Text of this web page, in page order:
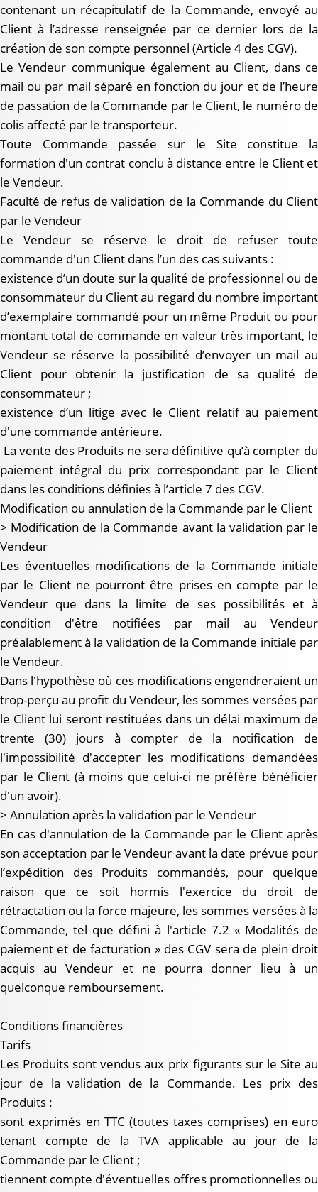
contenant un récapitulatif de la Commande, envoyé au
Client à l’adresse renseignée par ce dernier lors de la
création de son compte personnel (Article 4 des CGV).
Le Vendeur communique également au Client, dans ce
mail ou par mail séparé en fonction du jour et de l’heure
de passation de la Commande par le Client, le numéro de
colis affecté par le transporteur.
Toute Commande passée sur le Site constitue la
formation d'un contrat conclu à distance entre le Client et
le Vendeur.
Faculté de refus de validation de la Commande du Client
par le Vendeur
Le Vendeur se réserve le droit de refuser toute
commande d'un Client dans l’un des cas suivants :
existence d’un doute sur la qualité de professionnel ou de
consommateur du Client au regard du nombre important
d’exemplaire commandé pour un même Produit ou pour
montant total de commande en valeur très important, le
Vendeur se réserve la possibilité d’envoyer un mail au
Client pour obtenir la justification de sa qualité de
consommateur ;
existence d’un litige avec le Client relatif au paiement
d'une commande antérieure.
La vente des Produits ne sera définitive qu’à compter du
paiement intégral du prix correspondant par le Client
dans les conditions définies à l’article 7 des CGV.
Modification ou annulation de la Commande par le Client
> Modification de la Commande avant la validation par le
Vendeur
Les éventuelles modifications de la Commande initiale
par le Client ne pourront être prises en compte par le
Vendeur que dans la limite de ses possibilités et à
condition d'être notifiées par mail au Vendeur
préalablement à la validation de la Commande initiale par
le Vendeur.
Dans l'hypothèse où ces modifications engendreraient un
trop-perçu au profit du Vendeur, les sommes versées par
le Client lui seront restituées dans un délai maximum de
trente (30) jours à compter de la notification de
l'impossibilité d'accepter les modifications demandées
par le Client (à moins que celui-ci ne préfère bénéficier
d'un avoir).
> Annulation après la validation par le Vendeur
En cas d'annulation de la Commande par le Client après
son acceptation par le Vendeur avant la date prévue pour
l’expédition des Produits commandés, pour quelque
raison que ce soit hormis l'exercice du droit de
rétractation ou la force majeure, les sommes versées à la
Commande, tel que défini à l'article 7.2 « Modalités de
paiement et de facturation » des CGV sera de plein droit
acquis au Vendeur et ne pourra donner lieu à un
quelconque remboursement.
Conditions financières
Tarifs
Les Produits sont vendus aux prix figurants sur le Site au
jour de la validation de la Commande. Les prix des
Produits :
sont exprimés en TTC (toutes taxes comprises) en euro
tenant compte de la TVA applicable au jour de la
Commande par le Client ;
tiennent compte d'éventuelles offres promotionnelles ou